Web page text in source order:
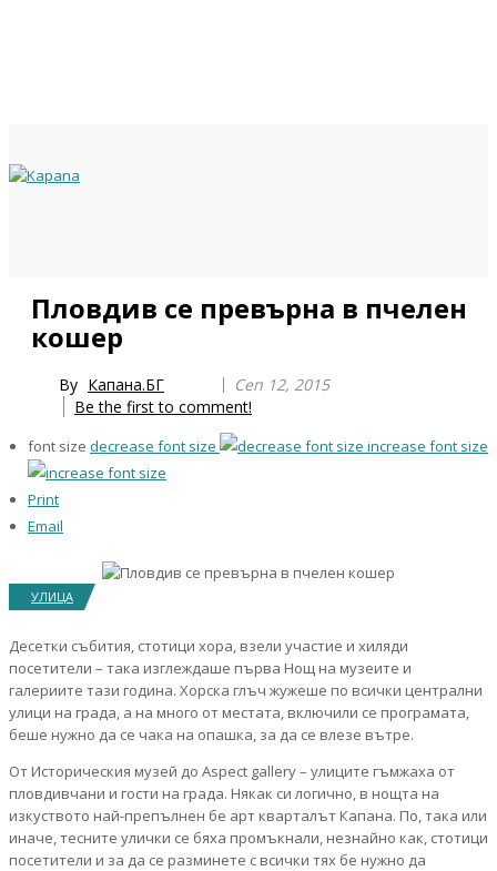
Пловдив се превърна в пчелен
кошер
By Капана.БГ
Сеп 12, 2015
Be the first to comment!
font size decrease font size increase font size
Print
Email
УЛИЦА
Десетки събития, стотици хора, взели участие и хиляди
посетители – така изглеждаше първа Нощ на музеите и
галериите тази година. Хорска глъч жужеше по всички централни
улици на града, а на много от местата, включили се програмата,
беше нужно да се чака на опашка, за да се влезе вътре.
От Историческия музей до Aspect gallery – улиците гъмжаха от
пловдивчани и гости на града. Някак си логично, в нощта на
изкуството най-препълнен бе арт кварталът Капана. По, така или
иначе, тесните улички се бяха промъкнали, незнайно как, стотици
посетители и за да се разминете с всички тях бе нужно да
Year
Month
Year
Month